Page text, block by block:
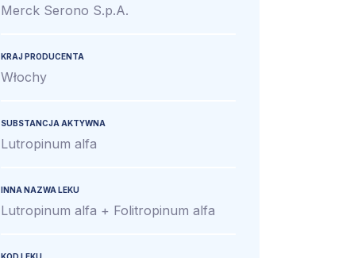
Merck Serono S.p.A.
KRAJ PRODUCENTA
Włochy
SUBSTANCJA AKTYWNA
Lutropinum alfa
INNA NAZWA LEKU
Lutropinum alfa + Folitropinum alfa